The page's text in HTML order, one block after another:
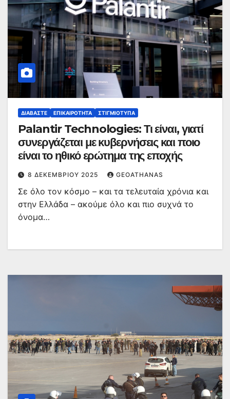
ΔΙΑΒΆΣΤΕ ΕΠΙΚΑΙΡΌΤΗΤΑ ΣΤΙΓΜΙΌΤΥΠΑ
Palantir Technologies: Τι είναι, γιατί
συνεργάζεται με κυβερνήσεις και ποιο
είναι το ηθικό ερώτημα της εποχής
8 ΔΕΚΕΜΒΡΊΟΥ 2025 GEOATHANAS
Σε όλο τον κόσμο – και τα τελευταία χρόνια και
στην Ελλάδα – ακούμε όλο και πιο συχνά το
όνομα…